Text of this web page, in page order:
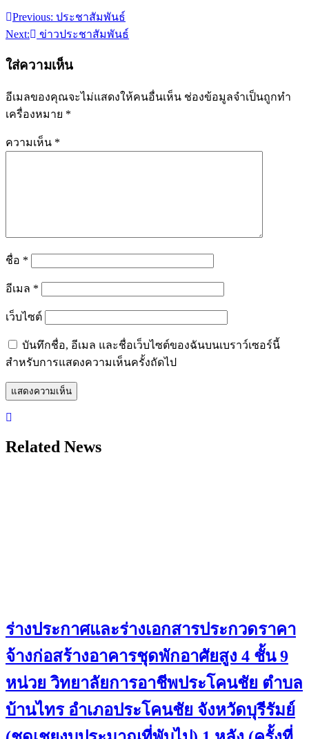
แนะแนว
Previous: ประชาสัมพันธ์
Next:
ข่าวประชาสัมพันธ์
ใส่ความเห็น
อีเมลของคุณจะไม่แสดงให้คนอื่นเห็น ช่องข้อมูลจำเป็นถูกทำ
เครื่องหมาย *
ความเห็น *
ชื่อ *
อีเมล *
เว็บไซต์
บันทึกชื่อ, อีเมล และชื่อเว็บไซต์ของฉันบนเบราว์เซอร์นี้
สำหรับการแสดงความเห็นครั้งถัดไป
Related News
ร่างประกาศและร่างเอกสารประกวดราคา
จ้างก่อสร้างอาคารชุดพักอาศัยสูง 4 ชั้น 9
หน่วย วิทยาลัยการอาชีพประโคนชัย ตำบล
บ้านไทร อำเภอประโคนชัย จังหวัดบุรีรัมย์